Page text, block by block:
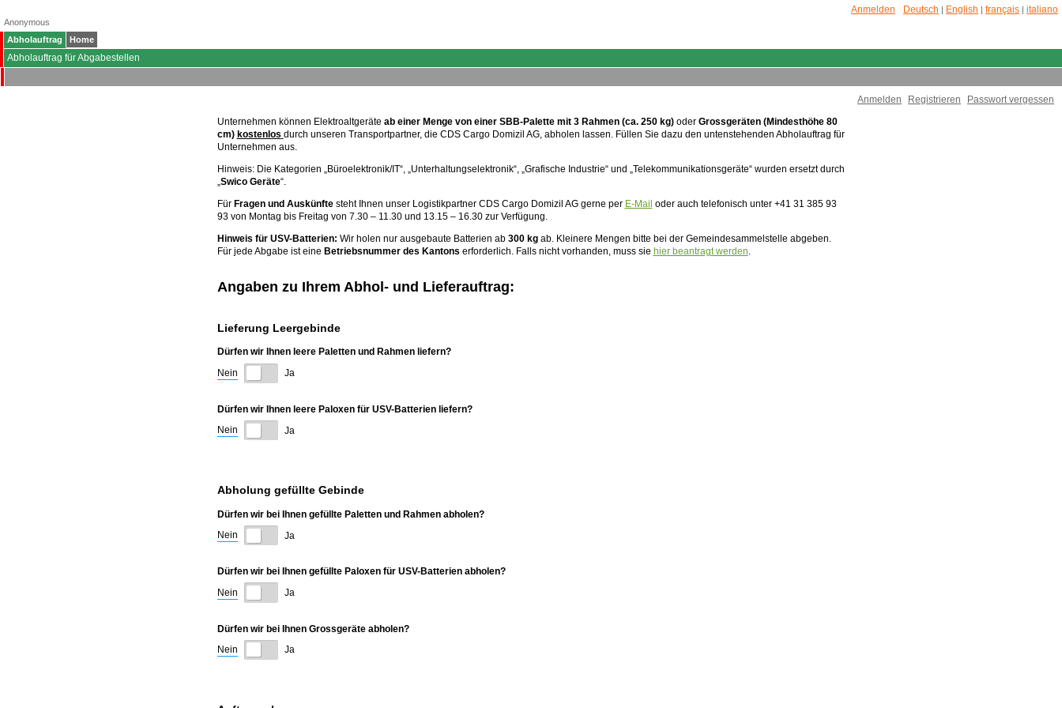
Anmelden Deutsch | English | français | italiano
Anonymous
Abholauftrag
Home
Abholauftrag für Abgabestellen
Anmelden Registrieren
Passwort vergessen
Unternehmen können Elektroaltgeräte ab einer Menge von einer SBB-Palette mit 3 Rahmen (ca. 250 kg)oder Grossgeräten (Mindesthöhe 80
cm) kostenlos durch unseren Transportpartner, die CDS Cargo Domizil AG, abholen lassen. Füllen Sie dazu den untenstehenden Abholauftrag für
Unternehmen aus.
Hinweis: Die Kategorien „Büroelektronik/IT“, „Unterhaltungselektronik“, „Grafische Industrie“ und „Telekommunikationsgeräte“ wurden ersetzt durch
Swico Geräte“.
Für Fragen und Auskünftesteht Ihnen unser Logistikpartner CDS Cargo Domizil AG gerne per E-Mail oder auch telefonisch unter +41 31 385 93
93 von Montag bis Freitag von 7.30 – 11.30 und 13.15 – 16.30 zur Verfügung.
Hinweis für USV-Batterien: Wir holen nur ausgebaute Batterien ab 300 kgab. Kleinere Mengen bitte bei der Gemeindesammelstelle abgeben.
Für jede Abgabe ist eine Betriebsnummer des Kantons erforderlich. Falls nicht vorhanden, muss sie hier beantragt werden
Angaben zu Ihrem Abhol- und Lieferauftrag:
Lieferung Leergebinde
Dürfen wir Ihnen leere Paletten und Rahmen liefern?
Nein
Ja
Dürfen wir Ihnen leere Paloxen für USV-Batterien liefern?
Nein
Ja
Abholung gefüllte Gebinde
Dürfen wir bei Ihnen gefüllte Paletten und Rahmen abholen?
Nein
Ja
Dürfen wir bei Ihnen gefüllte Paloxen für USV-Batterien abholen?
Nein
Ja
Dürfen wir bei Ihnen Grossgeräte abholen?
Nein
Ja